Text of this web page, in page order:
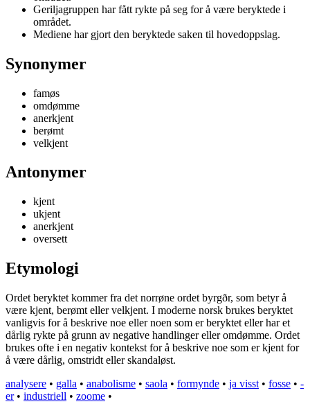
Geriljagruppen har fått rykte på seg for å være beryktede i
området.
Mediene har gjort den beryktede saken til hovedoppslag.
Synonymer
famøs
omdømme
anerkjent
berømt
velkjent
Antonymer
kjent
ukjent
anerkjent
oversett
Etymologi
Ordet beryktet kommer fra det norrøne ordet byrgðr, som betyr å
være kjent, berømt eller velkjent. I moderne norsk brukes beryktet
vanligvis for å beskrive noe eller noen som er beryktet eller har et
dårlig rykte på grunn av negative handlinger eller omdømme. Ordet
brukes ofte i en negativ kontekst for å beskrive noe som er kjent for
å være dårlig, omstridt eller skandaløst.
analysere • galla • anabolisme • saola • formynde • ja visst • fosse • -
er• industriell • zoome •